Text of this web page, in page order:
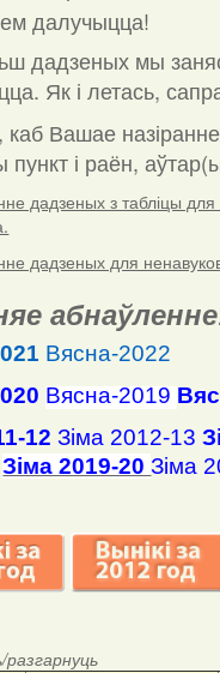
далучыцца!
дадзеных мы
Як і летась,
каб Вашае
пункт і раён,
дадзеных з табліцы для
дадзеных для
абнаўленне
Вясна-2022
Вясна-2019
12 Зіма 2012-13
Зіма 2019-20Зіма
разгарнуць